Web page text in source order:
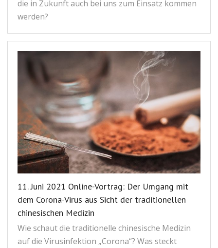
die in Zukunft auch bei uns zum Einsatz kommen
werden?
11. Juni 2021 Online-Vortrag: Der Umgang mit
dem Corona-Virus aus Sicht der traditionellen
chinesischen Medizin
Wie schaut die traditionelle chinesische Medizin
auf die Virusinfektion „Corona“? Was steckt